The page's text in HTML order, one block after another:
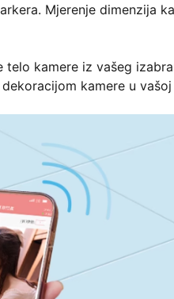
Mjerenje dimenzija
telo kamere iz vašeg
kamere u